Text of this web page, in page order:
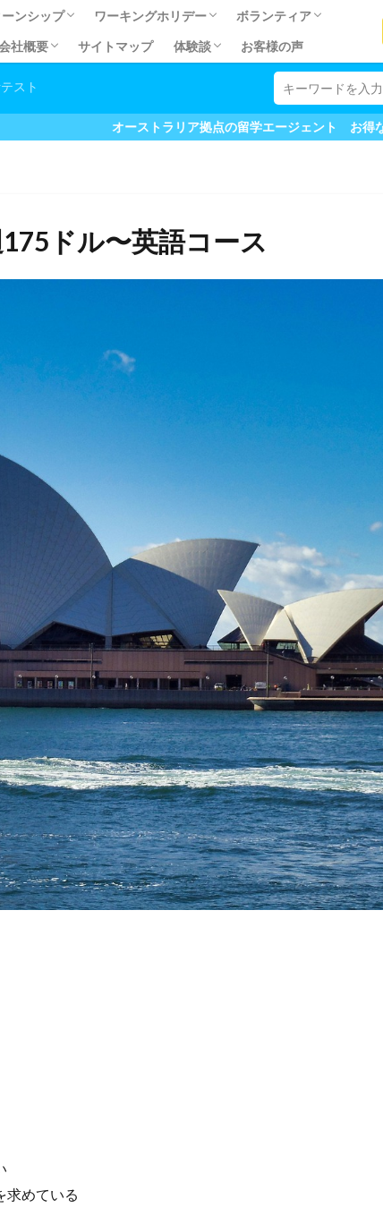
ンシップ
リア有給インターンシップ
リア有給インターンシップ体験談
ーンシップQ&A
インターンシップ
リア無給インターンシップ
リア無給インターンシップ体験談
ーンシップＱ＆Ａ
ワーキングホリデー
ワーキングホリデーとは？
留学費用の元が取れるワーホリの方法
ワーホリお得なパッケージ
英語力向上だけじゃない！ホームステイ魅力
あなたに合うビザを見つけよう！ビザの選び
【コラム】ワーホリ＆留学の成功の秘訣！
【準備編】海外生活必須アイテム
【準備編】オーストラリア交通ICカード
ボランティア
幼稚園ボランティア
日本語教師アシスタント
ップ！オンライン留学
！セレクティブ英会話
♪オンライン英会話
社概要
会社概要
アクセス
マイステージ スタッフプロフィール
プライバシーポリシー
サイトマップ 体験談
有給インターンシップ体験談
無給インターンシップ体験談
大学生春休み/夏休みプログラム体
ボランティア体験談
ホームステイ・田舎ステイ
マイステージ利用者の声
オンライン留学＆英会話
お客様の声
スト
ストラリア拠点の留学エージェント お得なキャンペーン実施
ドル〜英語コース
求めている